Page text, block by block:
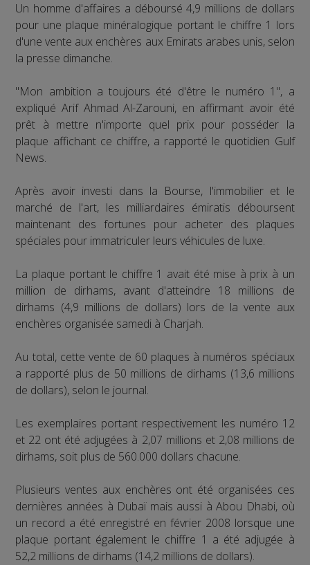
Un homme d'affaires a déboursé 4,9 millions de dollars
pour une plaque minéralogique portant le chiffre 1 lors
d'une vente aux enchères aux Emirats arabes unis, selon
la presse dimanche.
"Mon ambition a toujours été d'être le numéro 1", a
expliqué Arif Ahmad Al-Zarouni, en affirmant avoir été
prêt à mettre n'importe quel prix pour posséder la
plaque affichant ce chiffre, a rapporté le quotidien Gulf
News.
Après avoir investi dans la Bourse, l'immobilier et le
marché de l'art, les milliardaires émiratis déboursent
maintenant des fortunes pour acheter des plaques
spéciales pour immatriculer leurs véhicules de luxe.
La plaque portant le chiffre 1 avait été mise à prix à un
million de dirhams, avant d'atteindre 18 millions de
dirhams (4,9 millions de dollars) lors de la vente aux
enchères organisée samedi à Charjah.
Au total, cette vente de 60 plaques à numéros spéciaux
a rapporté plus de 50 millions de dirhams (13,6 millions
de dollars), selon le journal.
Les exemplaires portant respectivement les numéro 12
et 22 ont été adjugées à 2,07 millions et 2,08 millions de
dirhams, soit plus de 560.000 dollars chacune.
Plusieurs ventes aux enchères ont été organisées ces
dernières années à Dubaï mais aussi à Abou Dhabi, où
un record a été enregistré en février 2008 lorsque une
plaque portant également le chiffre 1 a été adjugée à
52,2 millions de dirhams (14,2 millions de dollars).